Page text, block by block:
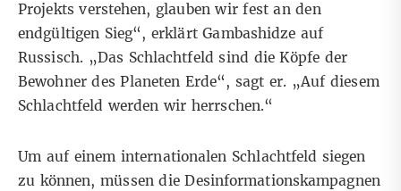
Projekts verstehen, glauben wir fest an den
endgültigen Sieg“, erklärt Gambashidze auf
Russisch. „Das Schlachtfeld sind die Köpfe der
Bewohner des Planeten Erde“, sagt er. „Auf diesem
Schlachtfeld werden wir herrschen.“
Um auf einem internationalen Schlachtfeld siegen
zu können, müssen die Desinformationskampagnen